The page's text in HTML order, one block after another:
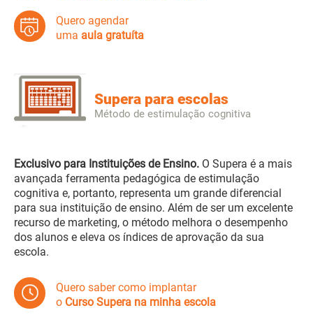
Quero agendar
uma aula gratuíta
Supera para escolas
Método de estimulação cognitiva
Exclusivo para Instituições de Ensino. O Supera é a mais
avançada ferramenta pedagógica de estimulação
cognitiva e, portanto, representa um grande diferencial
para sua instituição de ensino. Além de ser um excelente
recurso de marketing, o método melhora o desempenho
dos alunos e eleva os índices de aprovação da sua
escola.
Quero saber como implantar
o Curso Supera na minha escola